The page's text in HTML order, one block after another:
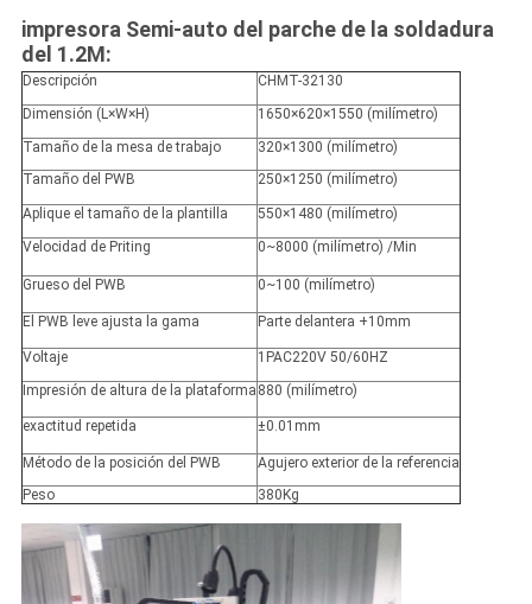
impresora Semi-auto del parche de la soldadura
del 1.2M:
Descripción
CHMT-32130
Dimensión (L×W×H)
1650×620×1550 (milímetro)
Tamaño de la mesa de trabajo
320×1300 (milímetro)
Tamaño del PWB
250×1250 (milímetro)
Aplique el tamaño de la plantilla
550×1480 (milímetro)
Velocidad de Priting
0~8000 (milímetro) /Min
Grueso del PWB 0~100 (milímetro)
El PWB leve ajusta la gama Parte delantera +10mm
Voltaje
1PAC220V 50/60HZ
Impresión de altura de la plataforma 880 (milímetro)
exactitud repetida ±0.01mm
Método de la posición del PWB
Agujero exterior de la referencia
Peso
380Kg